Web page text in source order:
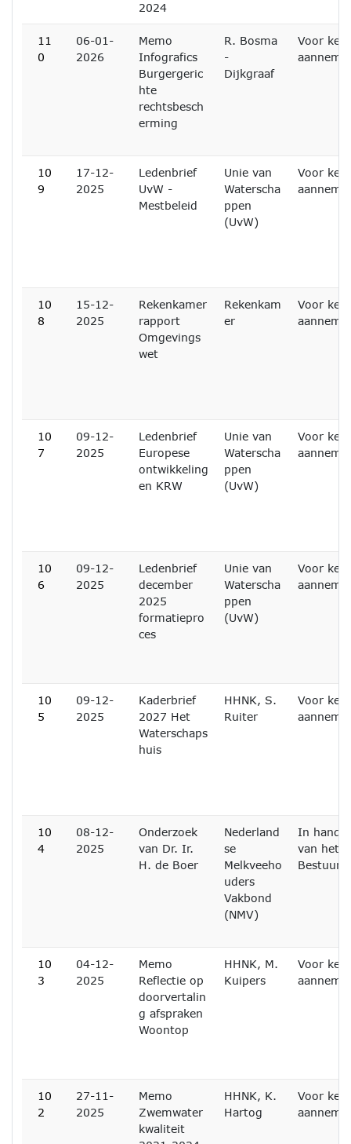
2024
11
0
06-01-
2026
Memo
Infografics
Burgergeric
hte
rechtsbesch
erming
R. Bosma
-
Dijkgraaf
Voor
10
9
17-12-
2025
Ledenbrief
UvW -
Mestbeleid
Unie van
Waterscha
ppen
(UvW)
Voor
10
8
15-12-
2025
Rekenkamer
rapport
Omgevings
wet
Rekenkam
er
Voor
10
7
09-12-
2025
Ledenbrief
Europese
ontwikkeling
en KRW
Unie van
Waterscha
ppen
(UvW)
Voor
10
6
09-12-
2025
Ledenbrief
december
2025
formatiepro
ces
Unie van
Waterscha
ppen
(UvW)
Voor
10
5
09-12-
2025
Kaderbrief
2027 Het
Waterschaps
huis
HHNK, S.
Ruiter
Voor
10
4
08-12-
2025
Onderzoek
van Dr. Ir.
H. de Boer
Nederland
se
Melkveeho
uders
Vakbond
(NMV)
In
van het
Bestuur
10
3
04-12-
2025
Memo
Reflectie op
doorvertalin
g afspraken
Woontop
HHNK, M.
Kuipers
Voor
10
2
27-11-
2025
Memo
Zwemwater
kwaliteit
HHNK, K.
Hartog
Voor